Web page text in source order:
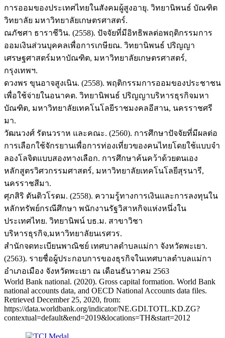
การออมของประเทศไทยในสังคมผู้สูงอายุ. วิทยานิพนธ์ บัณฑิต
วิทยาลัย มหาวิทยาลัยเกษตรศาสตร์.
ณภัชศา ธาราชีวิน. (2558). ปัจจัยที่มีอิทธิพลต่อพฤติกรรมการ
ออมเงินส่วนบุคคลเพื่อการเกษียณ. วิทยานิพนธ์ ปริญญา
เศรษฐศาสตร์มหาบัณฑิต, มหาวิทยาลัยเกษตรศาสตร์,
กรุงเทพฯ.
ดวงพร ขุนอาจสูงเนิน. (2558). พฤติกรรมการออมของประชาชน
เพื่อใช้จ่ายในอนาคต. วิทยานิพนธ์ ปริญญาบริหารธุรกิจมหา
บัณฑิต, มหาวิทยาลัยเทคโนโลยีราชมงคลอีสาน, นครราชศรี
มา.
วัฒนวงศ์ รัตนวราห และคณะ. (2560). การศึกษาปัจจัยที่มีผลต่อ
การเลือกใช้จักรยานเพื่อการท่องเที่ยวของคนไทยโดยใช้แบบจํา
ลองโลจิตแบบสองทางเลือก. การศึกษาค้นคว้าด้วยตนเอง
หลักสูตรวิศวกรรมศาสตร์, มหาวิทยาลัยเทคโนโลยีสุรนารี,
นครราชสีมา.
ศุภสิริ ตันติวโรดม. (2558). ความรู้ทางการเงินและการลงทุนใน
หลักทรัพย์กรณีศึกษา พนักงานรัฐวิสาหกิจแห่งหนึ่งใน
ประเทศไทย. วิทยานิพน์ บธ.ม. สาขาวิชา
บริหารธุรกิจ,มหาวิทยาลัยนเรศวร.
สำนักจดทะเบียนพาณิชย์ เทศบาลตำบลแม่กา จังหวัดพะเยา.
(2563). รายชื่อผู้ประกอบการของธุรกิจในเทศบาลตำบลแม่กา
อำเภอเมือง จังหวัดพะเยา ณ เดือนธันวาคม 2563
World Bank national. (2020). Gross capital formation. World Bank
national accounts data, and OECD National Accounts data files.
Retrieved December 25, 2020, from:
https://data.worldbank.org/indicator/NE.GDI.TOTL.KD.ZG?
contextual=default&end=2019&locations=TH&start=2012